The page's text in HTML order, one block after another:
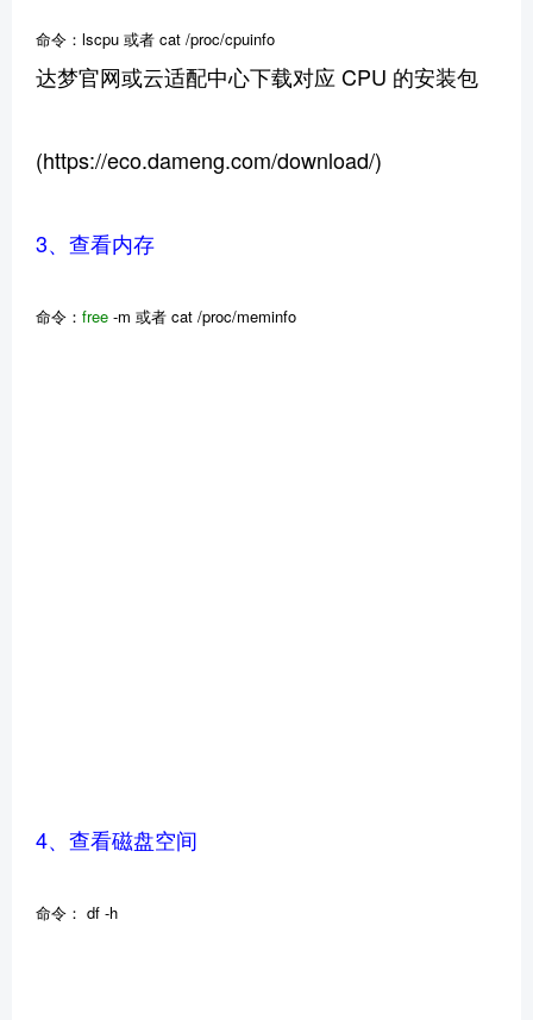
命令：lscpu 或者 cat /proc/cpuinfo
达梦官网或云适配中心下载对应 CPU 的安装包
(https://eco.dameng.com/download/)
3、查看内存
命令： free -m 或者 cat /proc/meminfo
4、查看磁盘空间
命令： df -h